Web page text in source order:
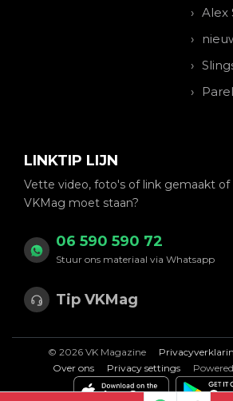
Alex
LINKTIP LIJN
Vette video, foto's of link gemaakt of
VKMag moet staan?
06 590 590 72
Stuur ons materiaal via Whatsapp
Tip VKMag
© 2026 VK Magazine
Over ons
Privacy settings